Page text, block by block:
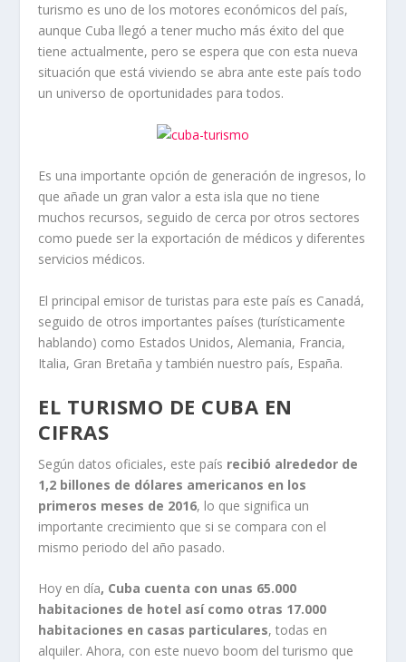
turismo es uno de los motores económicos del país,
aunque Cuba llegó a tener mucho más éxito del que
tiene actualmente, pero se espera que con esta nueva
situación que está viviendo se abra ante este país todo
un universo de oportunidades para todos.
Es una importante opción de generación de ingresos, lo
que añade un gran valor a esta isla que no tiene
muchos recursos, seguido de cerca por otros sectores
como puede ser la exportación de médicos y diferentes
servicios médicos.
El principal emisor de turistas para este país es Canadá,
seguido de otros importantes países (turísticamente
hablando) como Estados Unidos, Alemania, Francia,
Italia, Gran Bretaña y también nuestro país, España.
EL TURISMO DE CUBA EN
CIFRAS
Según datos oficiales, este país recibió alrededor de
1,2 billones de dólares americanos en los
primeros meses de 2016, lo que significa un
importante crecimiento que si se compara con el
mismo periodo del año pasado.
Hoy en día, Cuba cuenta con unas 65.000
habitaciones de hotel así como otras 17.000
habitaciones en casas particulares, todas en
alquiler. Ahora, con este nuevo boom del turismo que